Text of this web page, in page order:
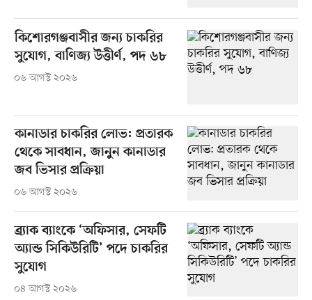
কিশোরগঞ্জবাসীর জন্য চাকরির
সুযোগ, বাণিজ্য উত্তীর্ণ, পদ ৬৮
০৬ আগস্ট ২০২৬
কানাডার চাকরির লোভ: প্রতারক
থেকে সাবধান, জানুন কানাডার
জব ভিসার প্রক্রিয়া
০৬ আগস্ট ২০২৬
ব্র্যাক ব্যাংকে ‘অফিসার, সেফটি
অ্যান্ড সিকিউরিটি’ পদে চাকরির
সুযোগ
০৪ আগস্ট ২০২৬